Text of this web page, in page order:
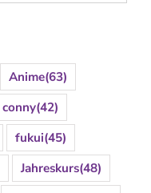
Anime(63)
conny(42)
fukui(45)
Jahreskurs(48)